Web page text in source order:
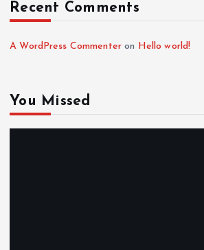
Recent Comments
A WordPress Commenter on Hello world!
You Missed